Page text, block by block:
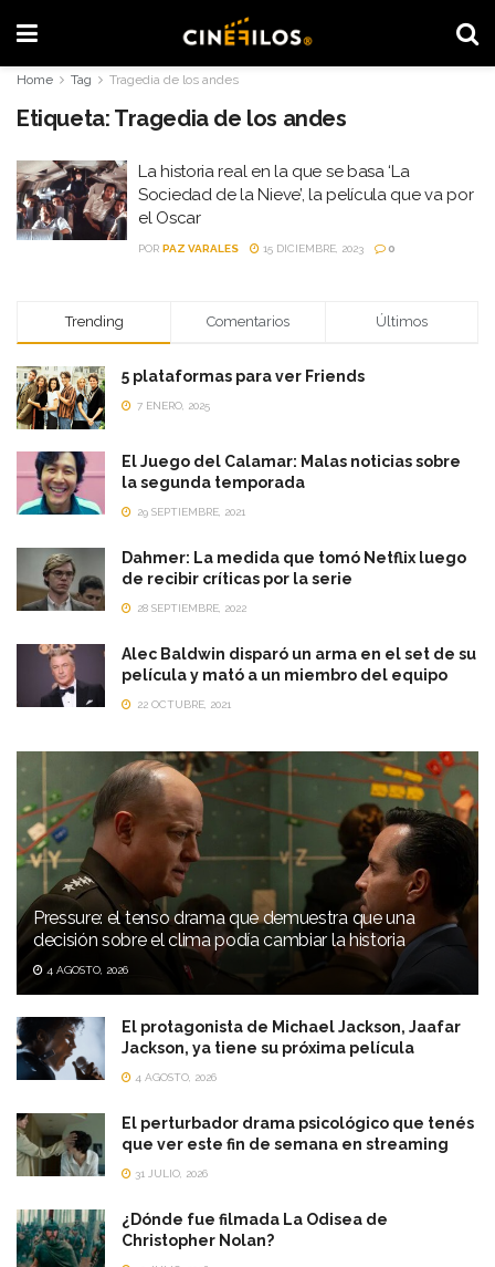
Home Tag Tragedia de los andes
Etiqueta: Tragedia de los andes
La historia real en la que se basa ‘La
Sociedad de la Nieve’, la película que va por
el Oscar
POR PAZ VARALES 15 DICIEMBRE, 2023 0
Trending Comentarios Últimos
5 plataformas para ver Friends
7 ENERO, 2025
El Juego del Calamar: Malas noticias sobre
la segunda temporada
29 SEPTIEMBRE, 2021
Dahmer: La medida que tomó Netflix luego
de recibir críticas por la serie
28 SEPTIEMBRE, 2022
Alec Baldwin disparó un arma en el set de su
película y mató a un miembro del equipo
22 OCTUBRE, 2021
Pressure: el tenso drama que demuestra que una
decisión sobre el clima podía cambiar la historia
4 AGOSTO, 2026
El protagonista de Michael Jackson, Jaafar
Jackson, ya tiene su próxima película
4 AGOSTO, 2026
El perturbador drama psicológico que tenés
que ver este fin de semana en streaming
31 JULIO, 2026
¿Dónde fue filmada La Odisea de
Christopher Nolan?